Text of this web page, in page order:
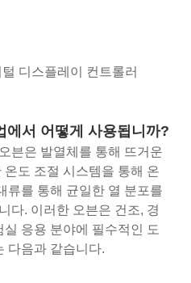
디스플레이 컨트롤러
에서 어떻게 사용됩니까?
븐은 발열체를 통해 뜨거운
도 조절 시스템을 통해 온
류를 통해 균일한 열 분포를
다. 이러한 오븐은 건조, 경
응용 분야에 필수적인 도
다음과 같습니다.